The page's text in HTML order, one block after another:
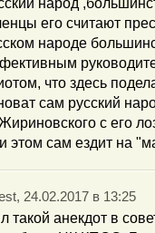
народ
его считают
народе
что здесь
сам русский
с его
этом сам ездит на
24.02.2017 в 13:25
такой анекдот в